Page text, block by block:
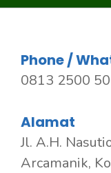
Phone /
0813 2500
Alamat
Jl. A.H.
Arcamanik,